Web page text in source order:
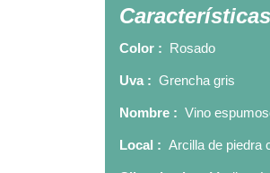
Características
Color : Rosado
Uva : Grencha gris
Nombre : Vino
Local : Arcilla de piedra